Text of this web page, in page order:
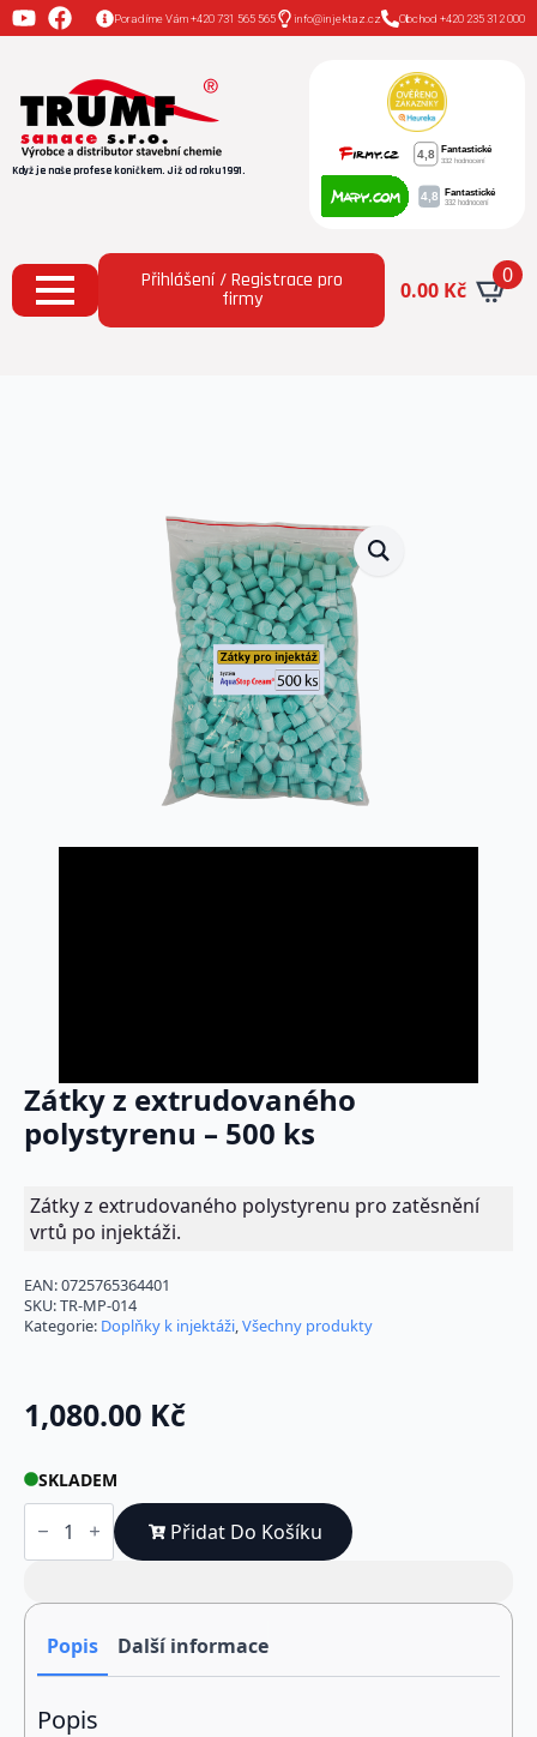
Poradíme Vám +420 731 565 565 info@injektaz.cz Obchod +420 235 312 000
Když je naše profese koníčkem. Již od roku 1991.
Přihlášení / Registrace pro
firmy 0.00 Kč
0
Domů
Všechny produkty
Zátky z extrudovaného
Zátky z extrudovaného
polystyrenu – 500 ks
Zátky z extrudovaného polystyrenu pro zatěsnění
vrtů po injektáži.
EAN:0725765364401
SKU:TR-MP-014
Kategorie: Doplňky k injektáži,Všechny produkty
1,080.00 Kč
SKLADEM
Zátky
extrudovaného
polystyrenu
500
ks
množství
Přidat Do Košíku
Popis Další informace
Popis